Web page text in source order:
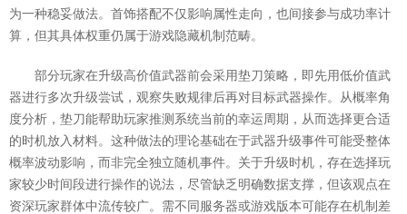
为一种稳妥做法。首饰搭配不仅影响属性走向，也间接参与成功率计
算，但其具体权重仍属于游戏隐藏机制范畴。
部分玩家在升级高价值武器前会采用垫刀策略，即先用低价值武
器进行多次升级尝试，观察失败规律后再对目标武器操作。从概率角
度分析，垫刀能帮助玩家推测系统当前的幸运周期，从而选择更合适
的时机放入材料。这种做法的理论基础在于武器升级事件可能受整体
概率波动影响，而非完全独立随机事件。关于升级时机，存在选择玩
家较少时间段进行操作的说法，尽管缺乏明确数据支撑，但该观点在
资深玩家群体中流传较广。需不同服务器或游戏版本可能存在机制差